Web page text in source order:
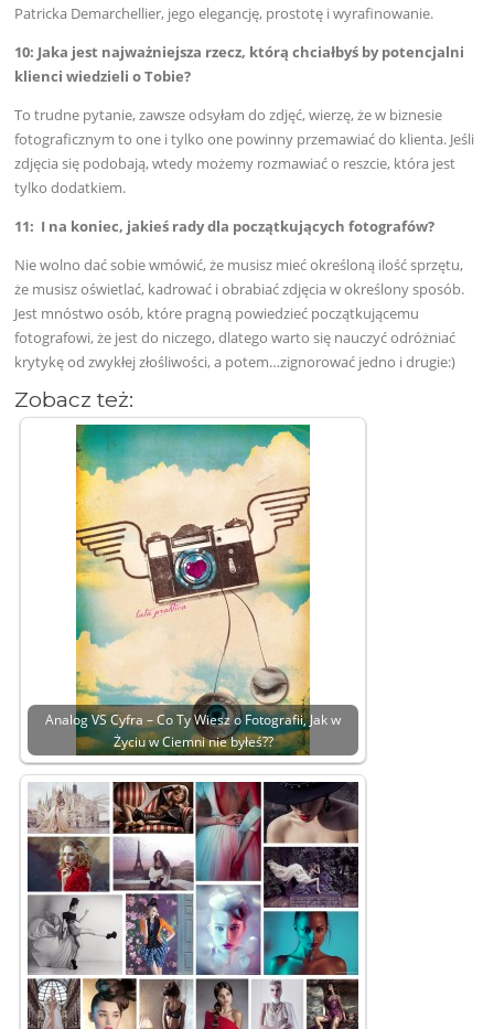
Patricka Demarchellier, jego elegancję, prostotę i wyrafinowanie.
10: Jaka jest najważniejsza rzecz, którą chciałbyś by potencjalni
klienci wiedzieli o Tobie?
To trudne pytanie, zawsze odsyłam do zdjęć, wierzę, że w biznesie
fotograficznym to one i tylko one powinny przemawiać do klienta. Jeśli
zdjęcia się podobają, wtedy możemy rozmawiać o reszcie, która jest
tylko dodatkiem.
11: I na koniec, jakieś rady dla początkujących fotografów?
Nie wolno dać sobie wmówić, że musisz mieć określoną ilość sprzętu,
że musisz oświetlać, kadrować i obrabiać zdjęcia w określony sposób.
Jest mnóstwo osób, które pragną powiedzieć początkującemu
fotografowi, że jest do niczego, dlatego warto się nauczyć odróżniać
krytykę od zwykłej złośliwości, a potem…zignorować jedno i drugie:)
Zobacz też:
Analog VS Cyfra – Co Ty Wiesz o Fotografii, Jak w
Życiu w Ciemni nie byłeś??